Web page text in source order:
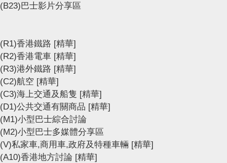
(B23)巴士影片分享區
(R1)香港鐵路 [精華]
(R2)香港電車 [精華]
(R3)港外鐵路 [精華]
(C2)航空 [精華]
(C3)海上交通及船隻 [精華]
(D1)公共交通有關商品 [精華]
(M1)小型巴士綜合討論
(M2)小型巴士多媒體分享區
(V)私家車,商用車,政府及特種車輛 [精華]
(A10)香港地方討論 [精華]